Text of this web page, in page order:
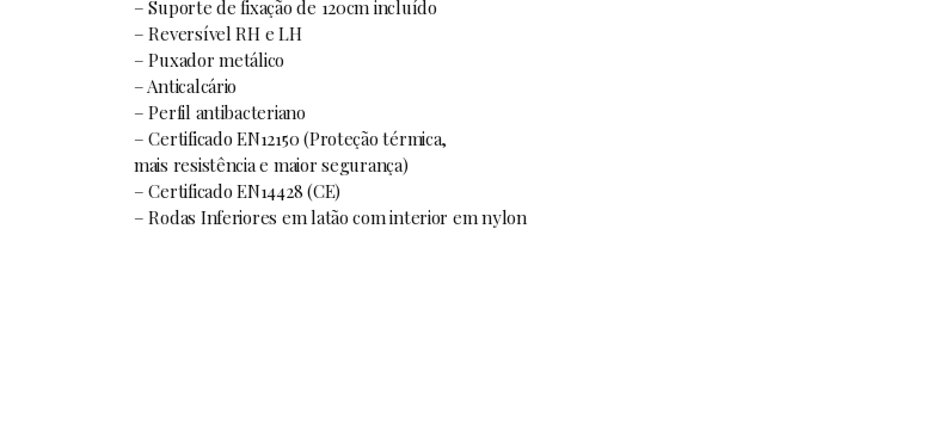
– Suporte de fixação de 120cm incluído
– Reversível RH e LH
– Puxador metálico
– Anticalcário
– Perfil antibacteriano
– Certificado EN12150 (Proteção térmica,
mais resistência e maior segurança)
– Certificado EN14428 (CE)
– Rodas Inferiores em latão com interior em nylon